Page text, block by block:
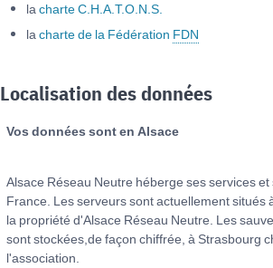
lacharte C.H.A.T.O.N.S.
lacharte de la Fédération FDN
Localisation des données
Vos données sont en Alsace
Alsace Réseau Neutre héberge ses services
France. Les serveurs sont actuellement situés
la propriété d'Alsace Réseau Neutre. Les
sont stockées,de façon chiffrée, à Strasbourg
l'association.